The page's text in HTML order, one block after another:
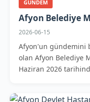
GUNDEM
Afyon Belediye
2026-06-15
Afyon'un gündemini
olan Afyon Belediye
Haziran 2026